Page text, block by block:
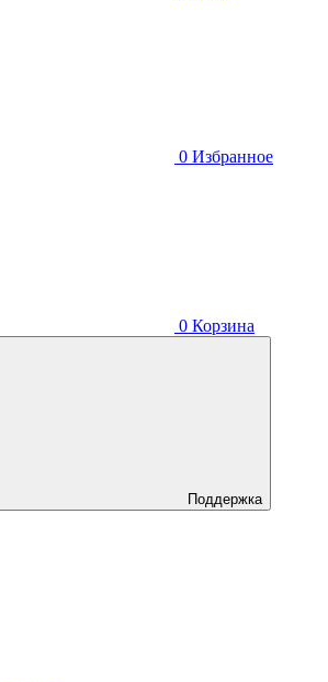
0 Избранное
0 Корзина
Поддержка